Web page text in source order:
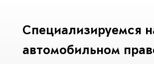
Специализируемся
автомобильном